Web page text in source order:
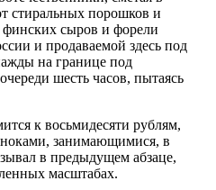
стиральных порошков и
финских сыров и форели
и продаваемой здесь под
на границе под
шесть часов, пытаясь
к восьмидесяти рублям,
занимающимися, в
в предыдущем абзаце,
масштабах.